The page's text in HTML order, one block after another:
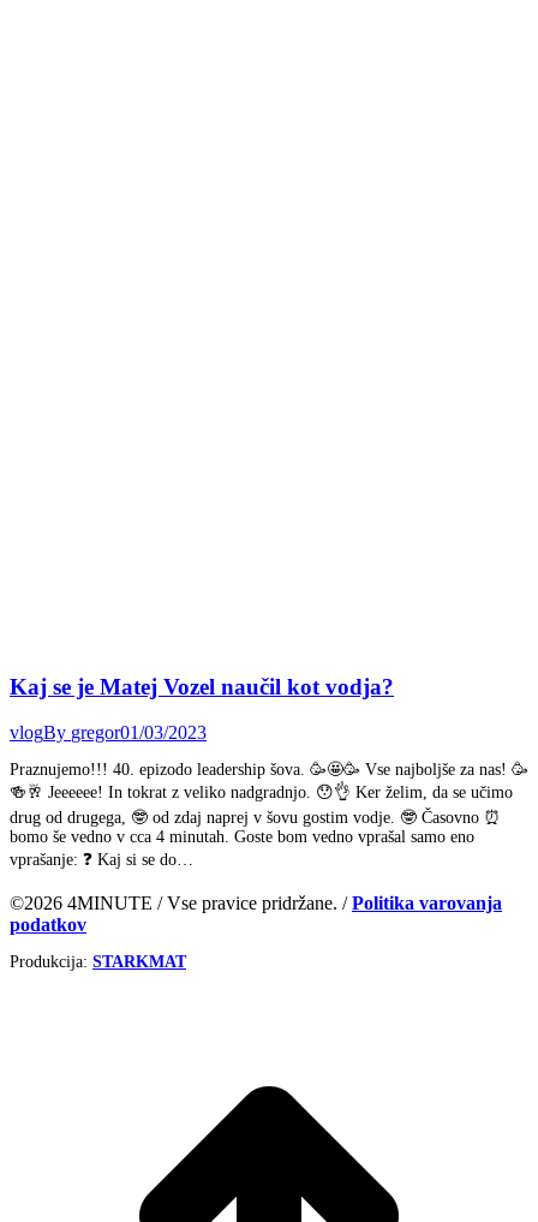
Kaj se je Matej Vozel naučil kot vodja?
vlogBy gregor01/03/2023
Praznujemo!!! 40. epizodo leadership šova. 🥳🤩🥳 Vse najboljše za nas! 🥳
🍻🥂 Jeeeeee! In tokrat z veliko nadgradnjo. 😯👌 Ker želim, da se učimo
drug od drugega, 🤓 od zdaj naprej v šovu gostim vodje. 🤓 Časovno ⏰
bomo še vedno v cca 4 minutah. Goste bom vedno vprašal samo eno
vprašanje: ❓ Kaj si se do…
©2026 4MINUTE / Vse pravice pridržane. /Politika varovanja
podatkov
Produkcija: STARKMAT